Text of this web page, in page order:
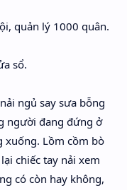
quản lý 1000 quân.
sổ.
ngủ say sưa bỗng
người đang đứng ở
xuống. Lồm cồm bò
chiếc tay nải xem
có còn hay không,